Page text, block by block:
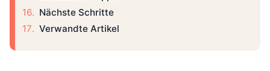
Nächste Schritte
Verwandte Artikel